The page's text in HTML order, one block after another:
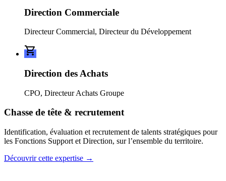
Direction Commerciale
Directeur Commercial, Directeur du Développement
Direction des Achats
CPO, Directeur Achats Groupe
Chasse de tête & recrutement
Identification, évaluation et recrutement de talents stratégiques pour
les Fonctions Support et Direction, sur l’ensemble du territoire.
Découvrir cette expertise →